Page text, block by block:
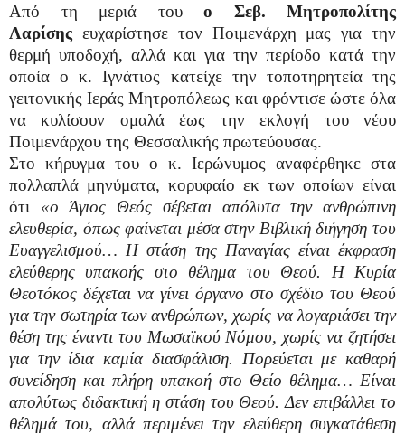
Από τη μεριά του ο Σεβ. Μητροπολίτης
Λαρίσης ευχαρίστησε τον Ποιμενάρχη μας για την
θερμή υποδοχή, αλλά και για την περίοδο κατά την
οποία ο κ. Ιγνάτιος κατείχε την τοποτηρητεία της
γειτονικής Ιεράς Μητροπόλεως και φρόντισε ώστε όλα
να κυλίσουν ομαλά έως την εκλογή του νέου
Ποιμενάρχου της Θεσσαλικής πρωτεύουσας.
Στο κήρυγμα του ο κ. Ιερώνυμος αναφέρθηκε στα
πολλαπλά μηνύματα, κορυφαίο εκ των οποίων είναι
ότι «ο Άγιος Θεός σέβεται απόλυτα την ανθρώπινη
ελευθερία, όπως φαίνεται μέσα στην Βιβλική διήγηση του
Ευαγγελισμού… Η στάση της Παναγίας είναι έκφραση
ελεύθερης υπακοής στο θέλημα του Θεού. Η Κυρία
Θεοτόκος δέχεται να γίνει όργανο στο σχέδιο του Θεού
για την σωτηρία των ανθρώπων, χωρίς να λογαριάσει την
θέση της έναντι του Μωσαϊκού Νόμου, χωρίς να ζητήσει
για την ίδια καμία διασφάλιση. Πορεύεται με καθαρή
συνείδηση και πλήρη υπακοή στο Θείο θέλημα… Είναι
απολύτως διδακτική η στάση του Θεού. Δεν επιβάλλει το
θέλημά του, αλλά περιμένει την ελεύθερη συγκατάθεση